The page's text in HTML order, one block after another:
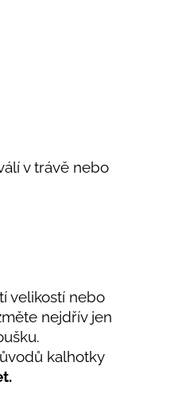
v trávě nebo
velikostí nebo
nejdřív jen
kalhotky